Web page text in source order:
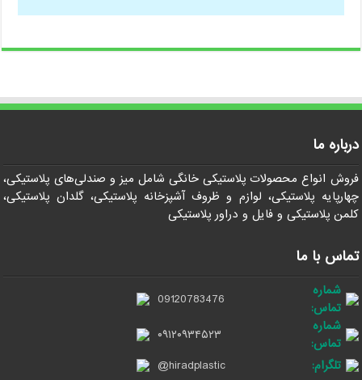
درباره ما
فروش انواع محصولات پلاستیکی خانگی شامل میز و صندلی‌های پلاستیکی،
چهارپایه پلاستیکی، لوازم و ظروف آشپزخانه پلاستیکی، گلدان پلاستیکی،
کلمن پلاستیکی و فایل و دراور پلاستیکی
تماس با ما
شماره
تماس:
09120783476
شماره
تماس:
۰۹۱۲۰۹۳۴۵۲۳
تلگرام:
@hiradplastic